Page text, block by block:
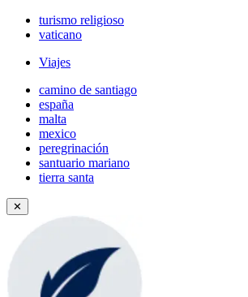
turismo religioso
vaticano
Viajes
camino de santiago
españa
malta
mexico
peregrinación
santuario mariano
tierra santa
✕